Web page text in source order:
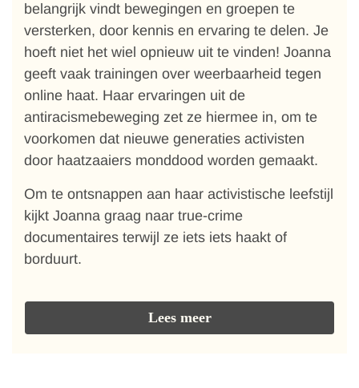
belangrijk vindt bewegingen en groepen te
versterken, door kennis en ervaring te delen. Je
hoeft niet het wiel opnieuw uit te vinden! Joanna
geeft vaak trainingen over weerbaarheid tegen
online haat. Haar ervaringen uit de
antiracismebeweging zet ze hiermee in, om te
voorkomen dat nieuwe generaties activisten
door haatzaaiers monddood worden gemaakt.
Om te ontsnappen aan haar activistische leefstijl
kijkt Joanna graag naar true-crime
documentaires terwijl ze iets iets haakt of
borduurt.
Lees meer